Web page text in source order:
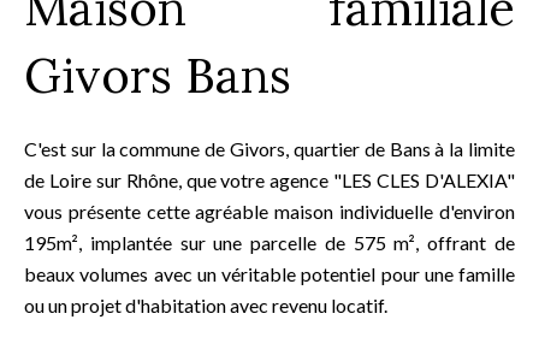
Givors Bans
C'est sur la commune de Givors, quartier de Bans à la limite
de Loire sur Rhône, que votre agence "LES CLES D'ALEXIA"
vous présente cette agréable maison individuelle d'environ
195m², implantée sur une parcelle de 575 m², offrant de
beaux volumes avec un véritable potentiel pour une famille
ou un projet d'habitation avec revenu locatif.